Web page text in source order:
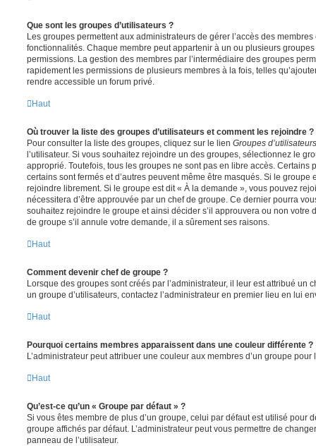
Que sont les groupes d’utilisateurs ?
Les groupes permettent aux administrateurs de gérer l’accès des
fonctionnalités. Chaque membre peut appartenir à un ou plusieurs
permissions. La gestion des membres par l’intermédiaire des groupes
rapidement les permissions de plusieurs membres à la fois, telles
rendre accessible un forum privé.
Haut
Où trouver la liste des groupes d’utilisateurs et comment les rejoindre ?
Pour consulter la liste des groupes, cliquez sur le lien Groupes d’utilisateurs
l’utilisateur. Si vous souhaitez rejoindre un des groupes, sélectionnez le
approprié. Toutefois, tous les groupes ne sont pas en libre accès. Certains
certains sont fermés et d’autres peuvent même être masqués. Si le groupe
rejoindre librement. Si le groupe est dit « À la demande », vous pouvez
nécessitera d’être approuvée par un chef de groupe. Ce dernier pourra
souhaitez rejoindre le groupe et ainsi décider s’il approuvera ou non votre
de groupe s’il annule votre demande, il a sûrement ses raisons.
Haut
Comment devenir chef de groupe ?
Lorsque des groupes sont créés par l’administrateur, il leur est attribué un
un groupe d’utilisateurs, contactez l’administrateur en premier lieu en lui
Haut
Pourquoi certains membres apparaissent dans une couleur différente ?
L’administrateur peut attribuer une couleur aux membres d’un groupe
Haut
Qu’est-ce qu’un « Groupe par défaut » ?
Si vous êtes membre de plus d’un groupe, celui par défaut est utilisé pour
groupe affichés par défaut. L’administrateur peut vous permettre de
panneau de l’utilisateur.